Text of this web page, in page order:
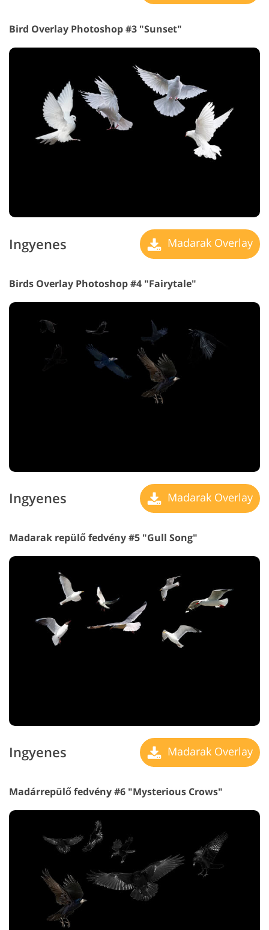
Bird Overlay Photoshop #3 "Sunset"
Ingyenes Madarak Overlay
Birds Overlay Photoshop #4 "Fairytale"
Ingyenes Madarak Overlay
Madarak repülő fedvény #5 "Gull Song"
Ingyenes Madarak Overlay
Madárrepülő fedvény #6 "Mysterious Crows"